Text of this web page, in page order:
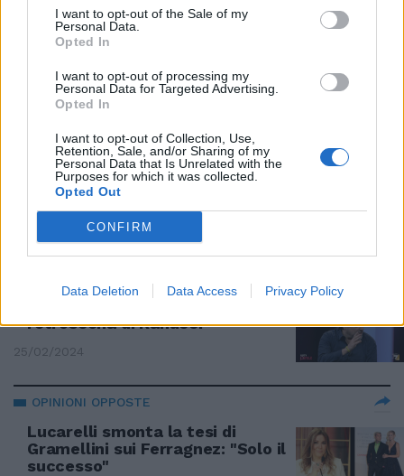
I want to opt-out of the Sale of my
Personal Data.
Opted In
I want to opt-out of processing my
Personal Data for Targeted Advertising.
Opted In
I want to opt-out of Collection, Use,
Retention, Sale, and/or Sharing of my
Personal Data that Is Unrelated with the
Purposes for which it was collected.
Opted Out
CONFIRM
Data Deletion Data Access Privacy Policy
Vecchioni si sbilancia: "Con chi
vorrei duettare". L'appello di
Gramellini
16/03/2024
LA ZONA DI INTERESSE
Shoah, lobby ebraica e
Auschwitz: Gramellini sbugiarda
Ferilli su tutta la linea
retroscena di Ranucci
25/02/2024
OPINIONI OPPOSTE
Lucarelli smonta la tesi di
Gramellini sui Ferragnez: "Solo il
successo"